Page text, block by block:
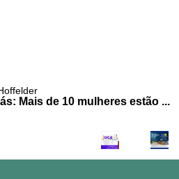
Mais de 10 mulheres estão ...